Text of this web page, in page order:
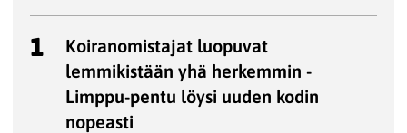
1
Koiranomistajat luopuvat
lemmikistään yhä herkemmin -
Limppu-pentu löysi uuden kodin
nopeasti